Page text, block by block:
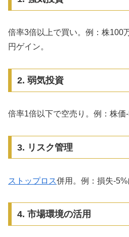
倍率3倍以上で買い。例：株100
円ゲイン。
2. 弱気投資
倍率1倍以下で空売り。例：株価-
3. リスク管理
ストップロス併用。例：損失-5%
4. 市場環境の活用